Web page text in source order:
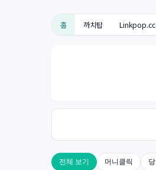
홈 까치탑 Linkpop.cc
전체 보기 머니클릭